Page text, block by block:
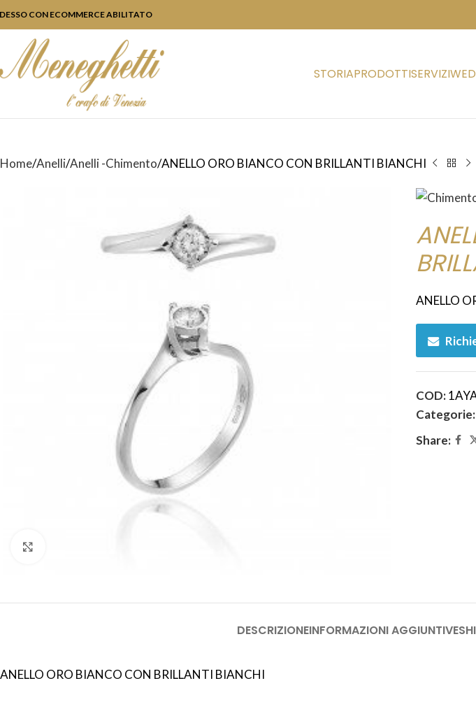
CON ECOMMERCE ABILITATO
STORIAPRODOTTISERVIZI
Home Anelli Anelli -Chimento ANELLO ORO BIANCO CON BRILLANTI BIANCHI
ANELLO
COD:
Categorie:
Share:
DESCRIZIONEINFORMAZIONI AGGIUNTIVE
ANELLO ORO BIANCO CON BRILLANTI BIANCHI